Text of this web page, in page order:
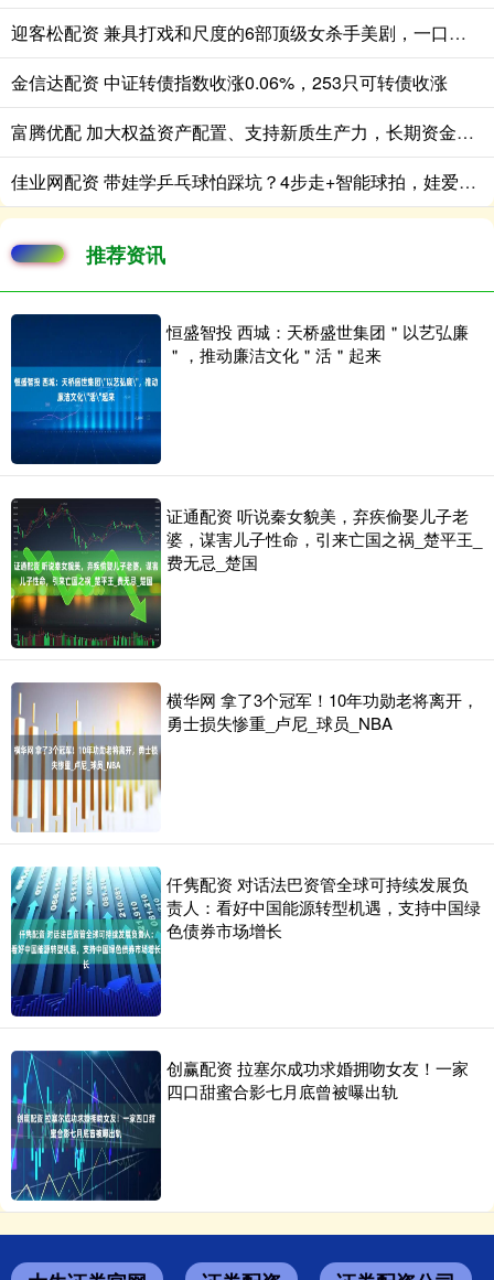
迎客松配资 兼具打戏和尺度的6部顶级女杀手美剧，一口气看完真过瘾
金信达配资 中证转债指数收涨0.06%，253只可转债收涨
富腾优配 加大权益资产配置、支持新质生产力，长期资金配置结构在变化
佳业网配资 带娃学乒乓球怕踩坑？4步走+智能球拍，娃爱学还省心
推荐资讯
恒盛智投 西城：天桥盛世集团＂以艺弘廉
＂，推动廉洁文化＂活＂起来
证通配资 听说秦女貌美，弃疾偷娶儿子老
婆，谋害儿子性命，引来亡国之祸_楚平王_
费无忌_楚国
横华网 拿了3个冠军！10年功勋老将离开，
勇士损失惨重_卢尼_球员_NBA
仟隽配资 对话法巴资管全球可持续发展负
责人：看好中国能源转型机遇，支持中国绿
色债券市场增长
创赢配资 拉塞尔成功求婚拥吻女友！一家
四口甜蜜合影七月底曾被曝出轨